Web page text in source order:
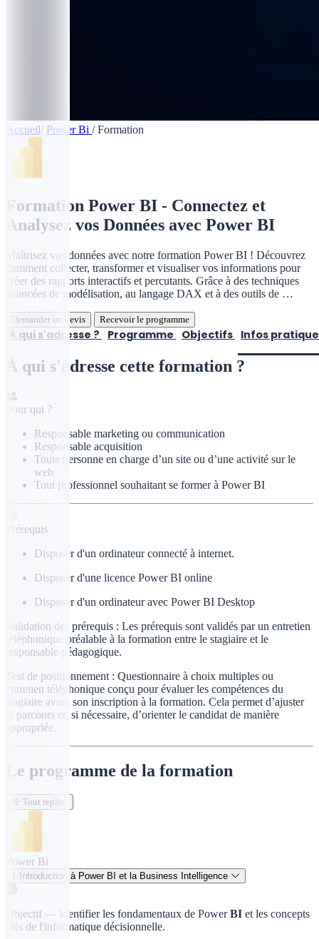
Accueil/ Power Bi / Formation
Formation Power BI - Connectez et
Analysez vos Données avec Power BI
Maîtrisez vos données avec notre formation Power BI ! Découvrez
comment collecter, transformer et visualiser vos informations pour
créer des rapports interactifs et percutants. Grâce à des techniques
avancées de modélisation, au langage DAX et à des outils de …
Demander un devis Recevoir le programme
À qui s'adresse ? Programme Objectifs Infos
À qui s'adresse cette formation ?
Pour qui ?
Responsable marketing ou communication
Responsable acquisition
Toute personne en charge d’un site ou d’une activité sur le
web
Tout professionnel souhaitant se former à Power BI
Prérequis
Disposer d'un ordinateur connecté à internet.
Disposer d'une licence Power BI online
Disposer d'un ordinateur avec Power BI Desktop
Validation des prérequis : Les prérequis sont validés par un entretien
téléphonique préalable à la formation entre le stagiaire et le
responsable pédagogique.
Test de positionnement : Questionnaire à choix multiples ou
entretien téléphonique conçu pour évaluer les compétences du
stagiaire avant son inscription à la formation. Cela permet d’ajuster
le parcours et, si nécessaire, d’orienter le candidat de manière
appropriée.
Le programme de la formation
Tout replier
Power Bi
1 Introduction à Power BI et la Business Intelligence
Objectif — Identifier les fondamentaux de PowerBI et les concepts
clés de l'informatique décisionnelle.